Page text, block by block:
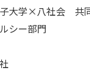
大学×八社会 共
シー部門